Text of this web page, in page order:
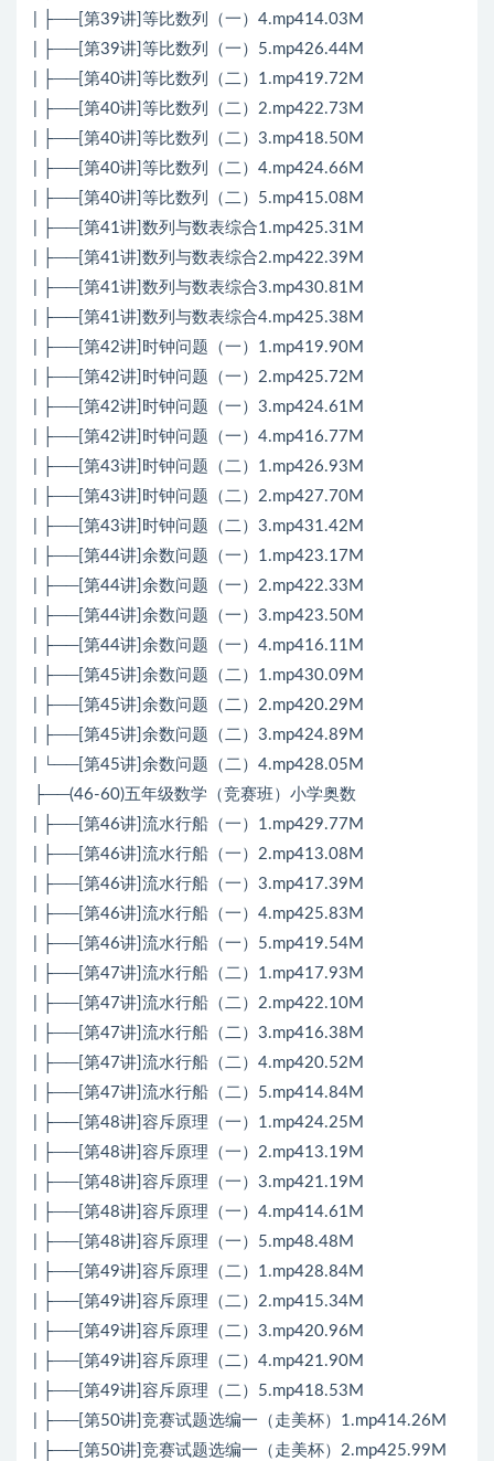
| ├──[第39讲]等比数列（一）4.mp414.03M
| ├──[第39讲]等比数列（一）5.mp426.44M
| ├──[第40讲]等比数列（二）1.mp419.72M
| ├──[第40讲]等比数列（二）2.mp422.73M
| ├──[第40讲]等比数列（二）3.mp418.50M
| ├──[第40讲]等比数列（二）4.mp424.66M
| ├──[第40讲]等比数列（二）5.mp415.08M
| ├──[第41讲]数列与数表综合1.mp425.31M
| ├──[第41讲]数列与数表综合2.mp422.39M
| ├──[第41讲]数列与数表综合3.mp430.81M
| ├──[第41讲]数列与数表综合4.mp425.38M
| ├──[第42讲]时钟问题（一）1.mp419.90M
| ├──[第42讲]时钟问题（一）2.mp425.72M
| ├──[第42讲]时钟问题（一）3.mp424.61M
| ├──[第42讲]时钟问题（一）4.mp416.77M
| ├──[第43讲]时钟问题（二）1.mp426.93M
| ├──[第43讲]时钟问题（二）2.mp427.70M
| ├──[第43讲]时钟问题（二）3.mp431.42M
| ├──[第44讲]余数问题（一）1.mp423.17M
| ├──[第44讲]余数问题（一）2.mp422.33M
| ├──[第44讲]余数问题（一）3.mp423.50M
| ├──[第44讲]余数问题（一）4.mp416.11M
| ├──[第45讲]余数问题（二）1.mp430.09M
| ├──[第45讲]余数问题（二）2.mp420.29M
| ├──[第45讲]余数问题（二）3.mp424.89M
| └──[第45讲]余数问题（二）4.mp428.05M
├──(46-60)五年级数学（竞赛班）小学奥数
| ├──[第46讲]流水行船（一）1.mp429.77M
| ├──[第46讲]流水行船（一）2.mp413.08M
| ├──[第46讲]流水行船（一）3.mp417.39M
| ├──[第46讲]流水行船（一）4.mp425.83M
| ├──[第46讲]流水行船（一）5.mp419.54M
| ├──[第47讲]流水行船（二）1.mp417.93M
| ├──[第47讲]流水行船（二）2.mp422.10M
| ├──[第47讲]流水行船（二）3.mp416.38M
| ├──[第47讲]流水行船（二）4.mp420.52M
| ├──[第47讲]流水行船（二）5.mp414.84M
| ├──[第48讲]容斥原理（一）1.mp424.25M
| ├──[第48讲]容斥原理（一）2.mp413.19M
| ├──[第48讲]容斥原理（一）3.mp421.19M
| ├──[第48讲]容斥原理（一）4.mp414.61M
| ├──[第48讲]容斥原理（一）5.mp48.48M
| ├──[第49讲]容斥原理（二）1.mp428.84M
| ├──[第49讲]容斥原理（二）2.mp415.34M
| ├──[第49讲]容斥原理（二）3.mp420.96M
| ├──[第49讲]容斥原理（二）4.mp421.90M
| ├──[第49讲]容斥原理（二）5.mp418.53M
| ├──[第50讲]竞赛试题选编一（走美杯）1.mp414.26M
| ├──[第50讲]竞赛试题选编一（走美杯）2.mp425.99M